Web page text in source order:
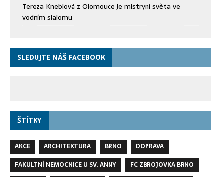
Tereza Kneblová z Olomouce je mistryní světa ve
vodním slalomu
SLEDUJTE NÁŠ FACEBOOK
ŠTÍTKY
AKCE ARCHITEKTURA BRNO
DOPRAVA
FAKULTNÍ NEMOCNICE U SV. ANNY
FC ZBROJOVKA BRNO